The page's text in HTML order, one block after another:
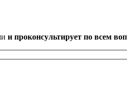
и проконсультирует по всем